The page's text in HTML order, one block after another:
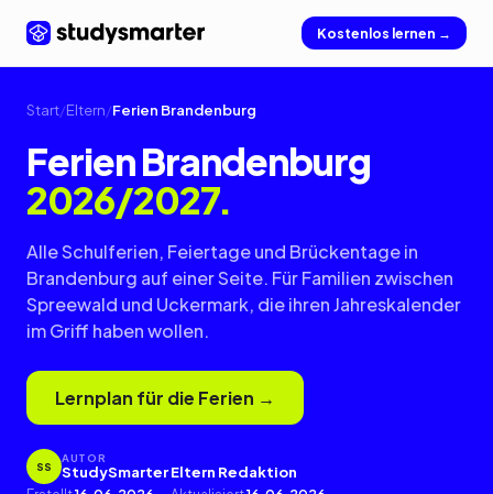
Kostenlos lernen →
Start/Eltern/Ferien Brandenburg
Ferien Brandenburg
2026/2027.
Alle Schulferien, Feiertage und Brückentage in
Brandenburg auf einer Seite. Für Familien zwischen
Spreewald und Uckermark, die ihren Jahreskalender
im Griff haben wollen.
Lernplan für die Ferien →
SS
AUTOR
StudySmarter Eltern Redaktion